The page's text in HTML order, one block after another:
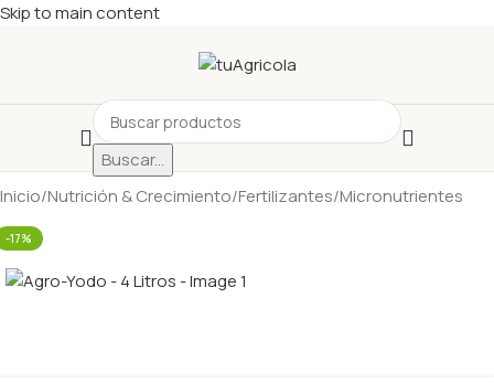
Skip to main content
Buscar...
Inicio/Nutrición & Crecimiento/Fertilizantes/Micronutrientes
-17%